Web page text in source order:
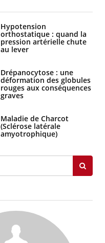
Hypotension
orthostatique : quand la
pression artérielle chute
au lever
Drépanocytose : une
déformation des globules
rouges aux conséquences
graves
Maladie de Charcot
(Sclérose latérale
amyotrophique)